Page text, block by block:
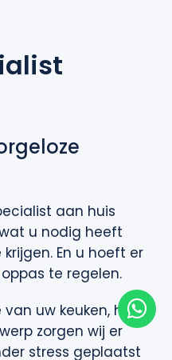
aan huis
u nodig heeft
En u hoeft er
te regelen.
uw keuken, het
zorgen wij er
stress geplaatst